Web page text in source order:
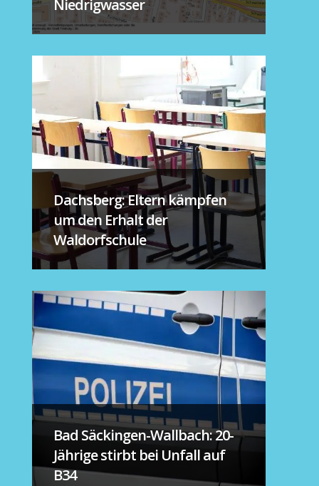
Niedrigwasser
Dachsberg: Eltern kämpfen
um den Erhalt der
Waldorfschule
Bad Säckingen-Wallbach: 20-
Jährige stirbt bei Unfall auf
B34